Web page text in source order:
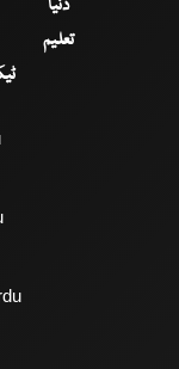
دنیا
تعلیم